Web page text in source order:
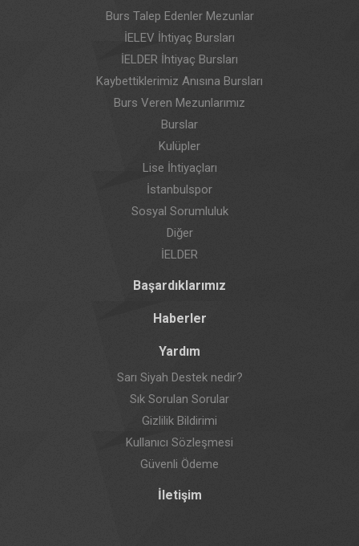
Burs Talep Edenler Mezunlar
İELEV İhtiyaç Bursları
İELDER İhtiyaç Bursları
Kaybettiklerimiz Anısına Bursları
Burs Veren Mezunlarımız
Burslar
Kulüpler
Lise İhtiyaçları
İstanbulspor
Sosyal Sorumluluk
Diğer
İELDER
Başardıklarımız
Haberler
Yardım
Sarı Siyah Destek nedir?
Sık Sorulan Sorular
Gizlilik Bildirimi
Kullanıcı Sözleşmesi
Güvenli Ödeme
İletişim